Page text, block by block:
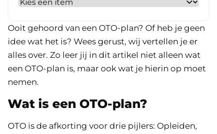
Ooit gehoord van een OTO-plan? Of heb je geen
idee wat het is? Wees gerust, wij vertellen je er
alles over. Zo leer jij in dit artikel niet alleen wat
een OTO-plan is, maar ook wat je hierin op moet
nemen.
Wat is een OTO-plan?
OTO is de afkorting voor drie pijlers: Opleiden,